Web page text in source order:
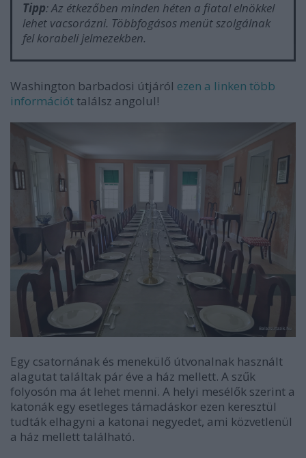
Tipp: Az étkezőben minden héten a fiatal elnökkel
lehet vacsorázni. Többfogásos menüt szolgálnak
fel korabeli jelmezekben.
Washington barbadosi útjáról ezen a linken több
információt találsz angolul!
Egy csatornának és menekülő útvonalnak használt
alagutat találtak pár éve a ház mellett. A szűk
folyosón ma át lehet menni. A helyi mesélők szerint a
katonák egy esetleges támadáskor ezen keresztül
tudták elhagyni a katonai negyedet, ami közvetlenül
a ház mellett található.